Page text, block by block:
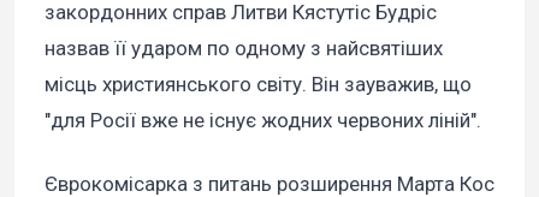
закордонних справ Литви Кястутіс Будріс
назвав її ударом по одному з найсвятіших
місць християнського світу. Він зауважив, що
"для Росії вже не існує жодних червоних ліній".
Єврокомісарка з питань розширення Марта Кос